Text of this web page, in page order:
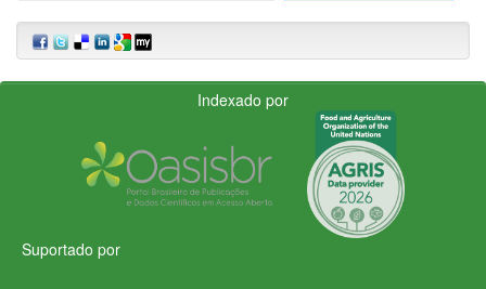
Indexado por
Suportado por